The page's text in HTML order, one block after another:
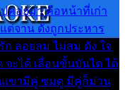
คอยมา คือหน้าที่เก่า
ต่จาน ดั่งถูกประหาร
ก ลอยลม ไม่สม ดัง ใจ
จะได้ เลื่อนขั้นบันได ได้
นเขามีคู่ ซมดู มีคู่ก็ม่วน